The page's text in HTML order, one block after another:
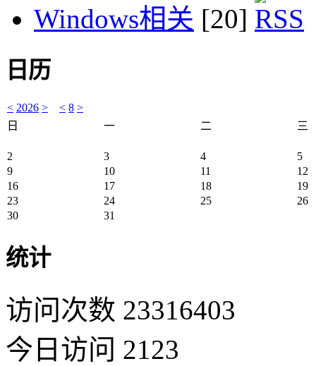
Windows相关 [20]
日历
< 2026 > < 8 >
日
一 二 三
2 3 4
5
9
10 11
12
16
17 18
19
23
24 25
26
30
31
统计
访问次数 23316403
今日访问 2123